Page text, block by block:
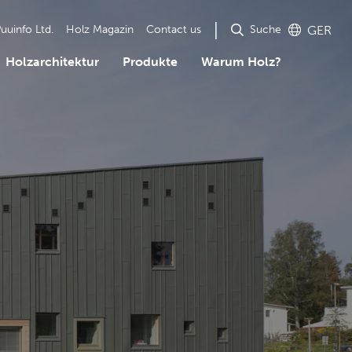
Ltd. Holz Magazin Contact us Suche GER
Holzarchitektur Produkte Warum Holz?